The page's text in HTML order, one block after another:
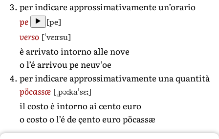
per indicare approssimativamente un’orario
pe
[pe]
verso [ˈvɛːrsu]
è arrivato intorno alle nove
o l’é arrivou pe neuv’oe
per indicare approssimativamente una quantità
pöcassæ [ˌpɔːkaˈsɛː]
il costo è intorno ai cento euro
o costo o l’é de çento euro pöcassæ